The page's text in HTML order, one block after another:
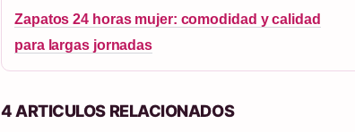
Zapatos 24 horas mujer: comodidad y calidad
para largas jornadas
4 ARTICULOS RELACIONADOS